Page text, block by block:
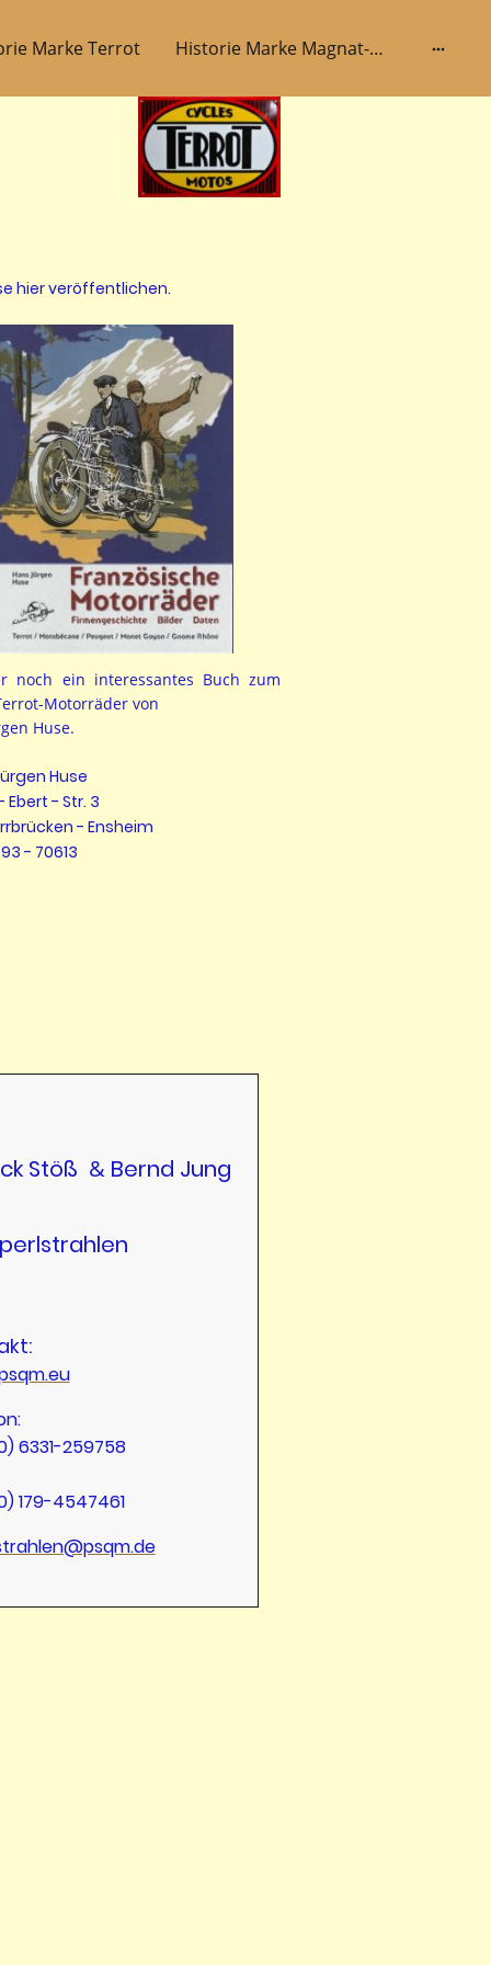
Marke Terrot Historie Marke Magnat-Debon
hier veröffentlichen.
noch ein interessantes Buch zum
Motorräder von
Huse.
Huse
Ebert - Str. 3
- Ensheim
- 70613
Stöß &Bernd Jung
6331-259758
179-4547461